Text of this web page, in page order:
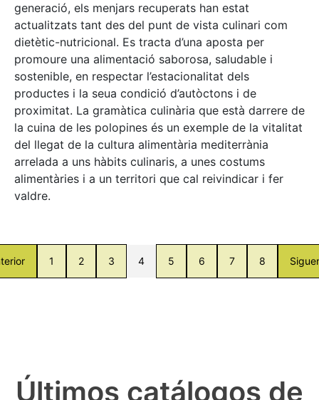
generació, els menjars recuperats han estat
actualitzats tant des del punt de vista culinari com
dietètic-nutricional. Es tracta d’una aposta per
promoure una alimentació saborosa, saludable i
sostenible, en respectar l’estacionalitat dels
productes i la seua condició d’autòctons i de
proximitat. La gramàtica culinària que està darrere de
la cuina de les polopines és un exemple de la vitalitat
del llegat de la cultura alimentària mediterrània
arrelada a uns hàbits culinaris, a unes costums
alimentàries i a un territori que cal reivindicar i fer
valdre.
1 2 3 4 5 6 7 8
Últimos catálogos de